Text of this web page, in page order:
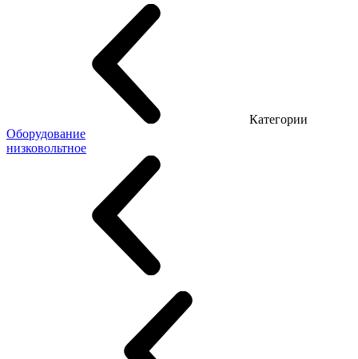
Категории
Оборудование
низковольтное